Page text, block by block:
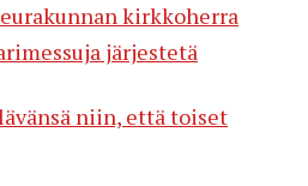
kirkkoherra
järjestetä
niin, että toiset